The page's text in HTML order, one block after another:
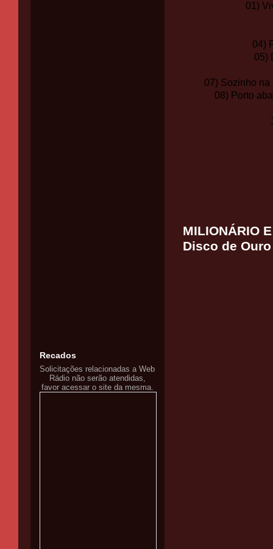
01)
04)
05)
07) Sozinho na
08) Porto
MILIONÁRIO
Disco de Ouro
Recados
Solicitações relacionadas a Web
Rádio não serão atendidas,
favor acessar o site da mesma.